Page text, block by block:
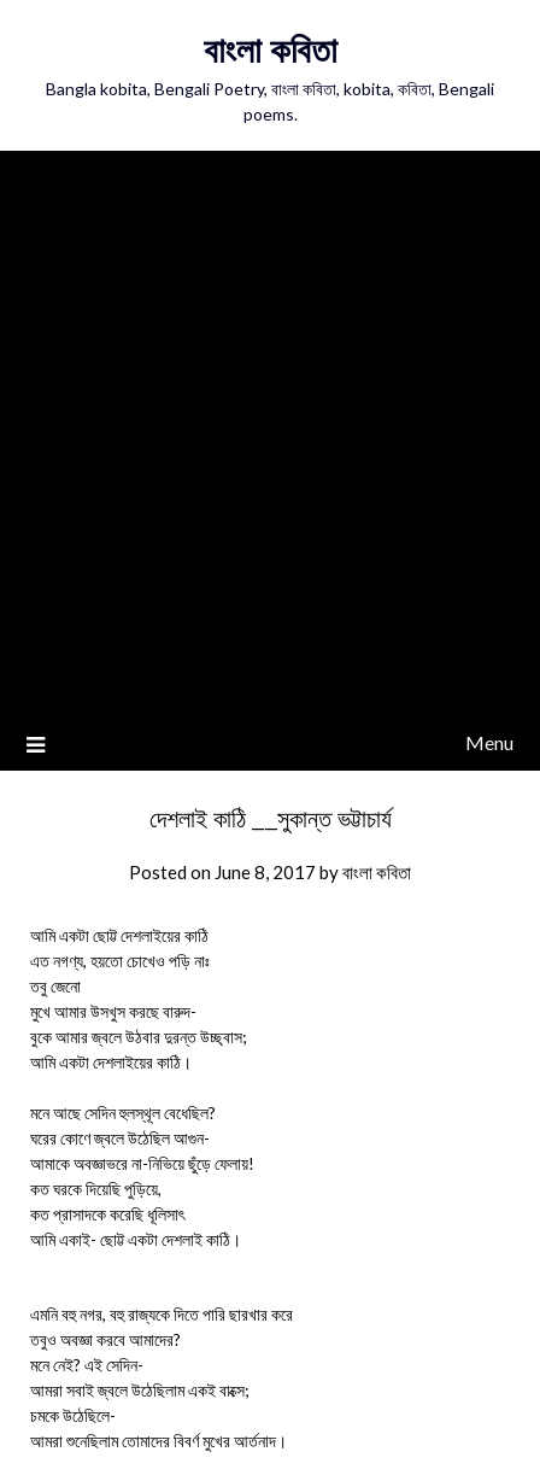
বাংলা কবিতা
Bangla kobita, Bengali Poetry, বাংলা কবিতা, kobita, কবিতা, Bengali
poems.
Menu
দেশলাই কাঠি __সুকান্ত ভট্টাচার্য
Posted on June 8, 2017 byবাংলা কবিতা
আমি একটা ছোট্ট দেশলাইয়ের কাঠি
এত নগণ্য, হয়তো চোখেও পড়ি নাঃ
তবু জেনো
মুখে আমার উসখুস করছে বারুদ-
বুকে আমার জ্বলে উঠবার দুরন্ত উচ্ছ্বাস;
আমি একটা দেশলাইয়ের কাঠি।
মনে আছে সেদিন হুলস্থূল বেধেছিল?
ঘরের কোণে জ্বলে উঠেছিল আগুন-
আমাকে অবজ্ঞাভরে না-নিভিয়ে ছুঁড়ে ফেলায়!
কত ঘরকে দিয়েছি পুড়িয়ে,
কত প্রাসাদকে করেছি ধূলিসাৎ
আমি একাই- ছোট্ট একটা দেশলাই কাঠি।
এমনি বহু নগর, বহু রাজ্যকে দিতে পারি ছারখার করে
তবুও অবজ্ঞা করবে আমাদের?
মনে নেই? এই সেদিন-
আমরা সবাই জ্বলে উঠেছিলাম একই বাক্সে;
চমকে উঠেছিলে-
আমরা শুনেছিলাম তোমাদের বিবর্ণ মুখের আর্তনাদ।